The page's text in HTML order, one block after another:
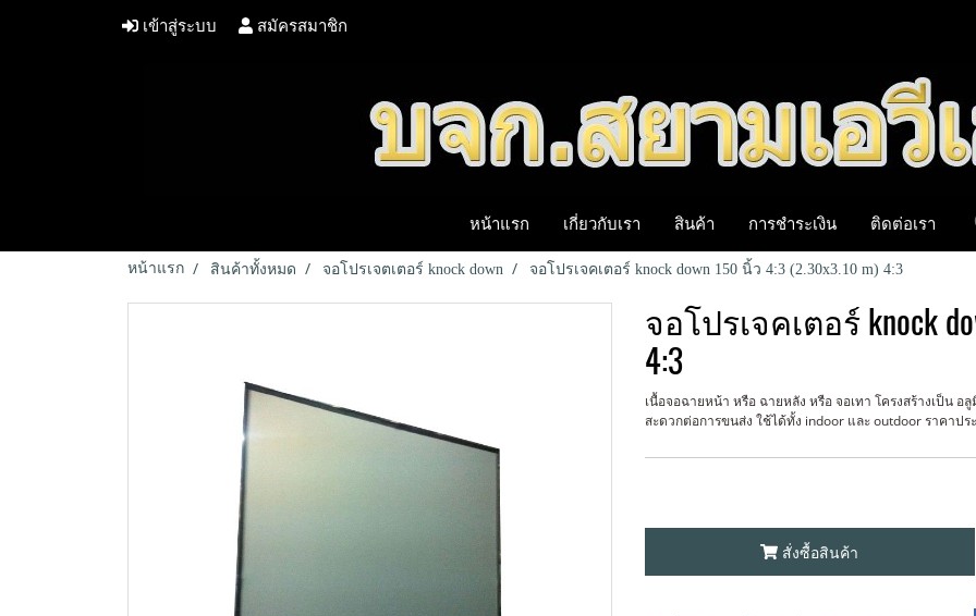
เข้าสู่ระบบ สมัครสมาชิก
หน้าแรก เกี่ยวกับเรา สินค้า การชำระเงิน ติดต่อเรา
หน้าแรก สินค้าทั้งหมด จอโปรเจตเตอร์ knock down จอโปรเจคเตอร์ knock down 150 นิ้ว 4:3 (2.30x3.10 m) 4:3
จอโปรเจคเตอร์ knock
4:3
เนื้อจอฉายหน้า หรือ ฉายหลัง หรือ จอเทา โครงสร้างเป็น
สะดวกต่อการขนส่ง ใช้ได้ทั้ง indoor และ outdoor ราคาป
สั่งซื้อสินค้า